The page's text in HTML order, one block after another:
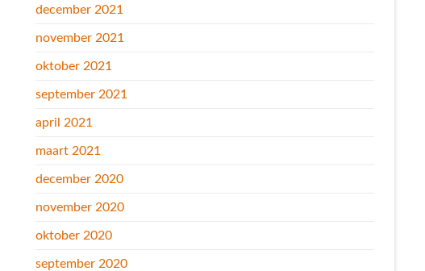
december 2021
november 2021
oktober 2021
september 2021
april 2021
maart 2021
december 2020
november 2020
oktober 2020
september 2020